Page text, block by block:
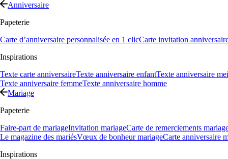
Anniversaire
Papeterie
Carte d’anniversaire personnalisée en 1 clicCarte invitation
Inspirations
Texte carte anniversaireTexte anniversaire enfantTexte anniversaire
Texte anniversaire femmeTexte anniversaire homme
Mariage
Papeterie
Faire-part de mariageInvitation mariageCarte de remerciements
Le magazine des mariésVœux de bonheur mariageCarte anniversaire
Inspirations